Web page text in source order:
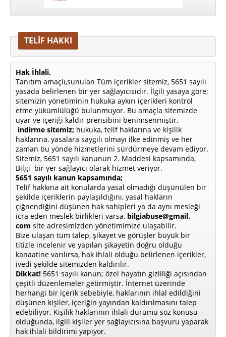
TELİF HAKKI
Hak İhlali.
Tanıtım amaçlı,sunulan Tüm içerikler sitemiz, 5651 sayılı
yasada belirlenen bir yer sağlayıcısıdır. İlgili yasaya göre;
sitemizin yönetiminin hukuka aykırı içerikleri kontrol
etme yükümlülüğü bulunmuyor. Bu amaçla sitemizde
uyar ve içeriği kaldır prensibini benimsenmiştir.
indirme sitemiz; hukuka, telif haklarına ve kişilik
haklarına, yasalara saygılı olmayı ilke edinmiş ve her
zaman bu yönde hizmetlerini sürdürmeye devam ediyor.
Sitemiz, 5651 sayılı kanunun 2. Maddesi kapsamında,
Bilgi bir yer sağlayıcı olarak hizmet veriyor.
5651 sayılı kanun kapsamında;
Telif hakkına ait konularda yasal olmadığı düşünülen bir
şekilde içeriklerin paylaşıldığını, yasal hakların
çiğnendiğini düşünen hak sahipleri ya da aynı mesleği
icra eden meslek birlikleri varsa, bilgiabuse@gmail.
com site adresimizden yönetimimize ulaşabilir.
Bize ulaşan tüm talep, şikayet ve görüşler büyük bir
titizle incelenir ve yapılan şikayetin doğru olduğu
kanaatine varılırsa, hak ihlali olduğu belirlenen içerikler,
ivedi şekilde sitemizden kaldırılır.
Dikkat! 5651 sayılı kanun; özel hayatın gizliliği açısından
çeşitli düzenlemeler getirmiştir. İnternet üzerinde
herhangi bir içerik sebebiyle, haklarının ihlal edildiğini
düşünen kişiler, içeriğin yayından kaldırılmasını talep
edebiliyor. Kişilik haklarının ihlali durumu söz konusu
olduğunda, ilgili kişiler yer sağlayıcısına başvuru yaparak
hak ihlali bildirimi yapıyor.